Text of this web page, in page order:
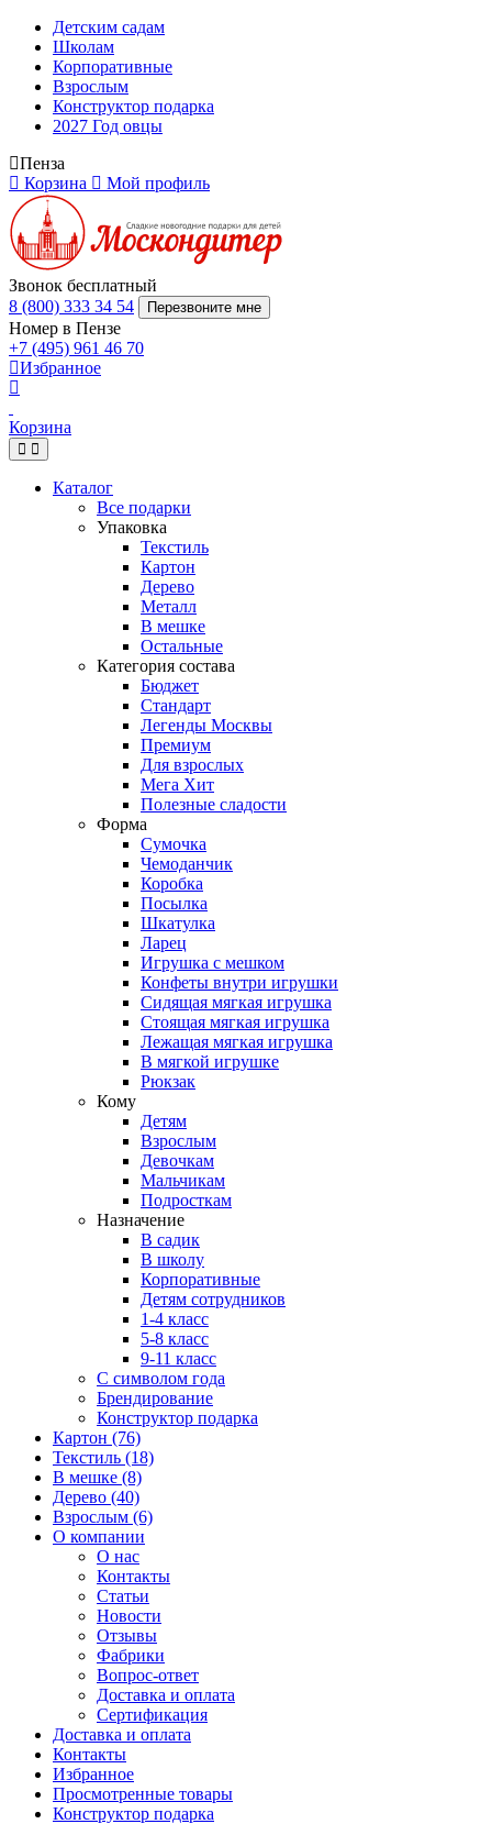
Детским садам
Школам
Корпоративные
Взрослым
Конструктор подарка
2027 Год овцы
Пенза
Корзина
Мой профиль
Звонок бесплатный
8 (800) 333 34 54
Перезвоните мне
Номер в Пензе
+7 (495) 961 46 70
Избранное
Корзина
Каталог
Все подарки
Упаковка
Текстиль
Картон
Дерево
Металл
В мешке
Остальные
Категория состава
Бюджет
Стандарт
Легенды Москвы
Премиум
Для взрослых
Мега Хит
Полезные сладости
Форма
Сумочка
Чемоданчик
Коробка
Посылка
Шкатулка
Ларец
Игрушка с мешком
Конфеты внутри игрушки
Сидящая мягкая игрушка
Стоящая мягкая игрушка
Лежащая мягкая игрушка
В мягкой игрушке
Рюкзак
Кому
Детям
Взрослым
Девочкам
Мальчикам
Подросткам
Назначение
В садик
В школу
Корпоративные
Детям сотрудников
1-4 класс
5-8 класс
9-11 класс
С символом года
Брендирование
Конструктор подарка
Картон (76)
Текстиль (18)
В мешке (8)
Дерево (40)
Взрослым (6)
О компании
О нас
Контакты
Статьи
Новости
Отзывы
Фабрики
Вопрос-ответ
Доставка и оплата
Сертификация
Доставка и оплата
Контакты
Избранное
Просмотренные товары
Конструктор подарка